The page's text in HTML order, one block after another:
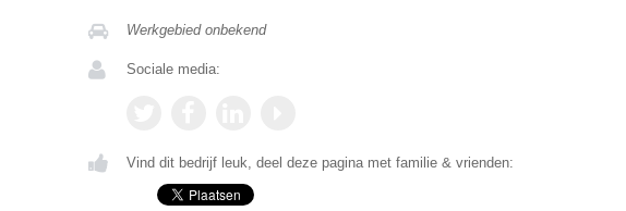
Werkgebied onbekend
Sociale media:
Vind dit bedrijf leuk, deel deze pagina met familie & vrienden: